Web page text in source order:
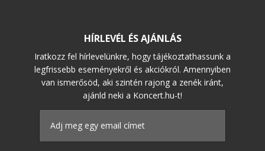
HÍRLEVÉL ÉS AJÁNLÁS
Iratkozz fel hírlevelünkre, hogy tájékoztathassunk a
legfrissebb eseményekről és akciókról. Amennyiben
van ismerősöd, aki szintén rajong a zenék iránt,
ajánld neki a Koncert.hu-t!